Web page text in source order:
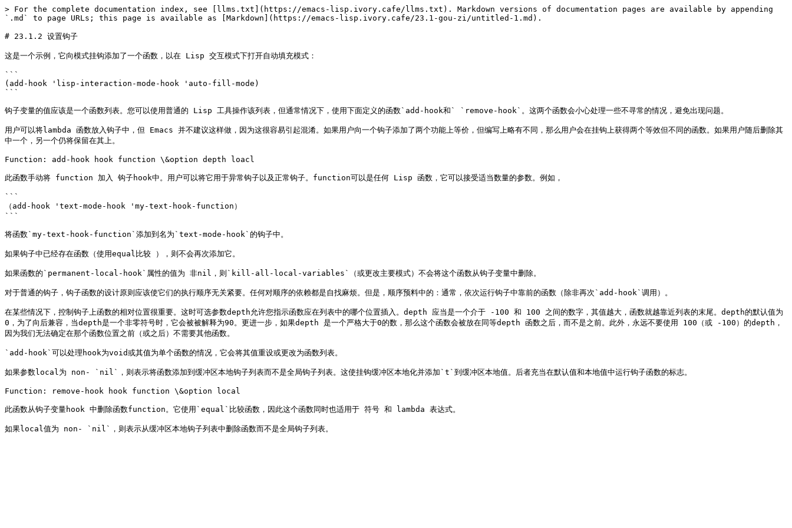
> For the complete documentation index, see [llms.txt](https://emacs-lisp.ivory.cafe/llms.txt). Markdown versions of documentation pages are available by appending
`.md` to page URLs; this page is available as [Markdown](https://emacs-lisp.ivory.cafe/23.1-gou-zi/untitled-1.md).
# 23.1.2 设置钩子
这是一个示例，它向模式挂钩添加了一个函数，以在 Lisp 交互模式下打开自动填充模式：
```
(add-hook 'lisp-interaction-mode-hook 'auto-fill-mode)
```
钩子变量的值应该是一个函数列表。您可以使用普通的 Lisp 工具操作该列表，但通常情况下，使用下面定义的函数`add-hook和` `remove-hook`。这两个函数会小心处理一些不寻常的情况，避免出现问题。
用户可以将lambda 函数放入钩子中，但 Emacs 并不建议这样做，因为这很容易引起混淆。如果用户向一个钩子添加了两个功能上等价，但编写上略有不同，那么用户会在挂钩上获得两个等效但不同的函数。如果用户随后删除其
中一个，另一个仍将保留在其上。
Function: add-hook hook function \&option depth loacl
此函数手动将 function 加入 钩子hook中。用户可以将它用于异常钩子以及正常钩子。function可以是任何 Lisp 函数，它可以接受适当数量的参数。例如，
```
（add-hook 'text-mode-hook 'my-text-hook-function）
```
将函数`my-text-hook-function`添加到名为`text-mode-hook`的钩子中。
如果钩子中已经存在函数（使用equal比较 ），则不会再次添加它。
如果函数的`permanent-local-hook`属性的值为 非nil，则`kill-all-local-variables`（或更改主要模式）不会将这个函数从钩子变量中删除。
对于普通的钩子，钩子函数的设计原则应该使它们的执行顺序无关紧要。任何对顺序的依赖都是自找麻烦。但是，顺序预料中的：通常，依次运行钩子中靠前的函数（除非再次`add-hook`调用）。
在某些情况下，控制钩子上函数的相对位置很重要。这时可选参数depth允许您指示函数应在列表中的哪个位置插入。depth 应当是一个介于 -100 和 100 之间的数字，其值越大，函数就越靠近列表的末尾。depth的默认值为
0，为了向后兼容，当depth是一个非零符号时，它会被被解释为90。更进一步，如果depth 是一个严格大于0的数，那么这个函数会被放在同等depth 函数之后，而不是之前。此外，永远不要使用 100（或 -100）的depth，
因为我们无法确定在那个函数位置之前（或之后）不需要其他函数。
`add-hook`可以处理hook为void或其值为单个函数的情况，它会将其值重设或更改为函数列表。
如果参数local为 non- `nil`，则表示将函数添加到缓冲区本地钩子列表而不是全局钩子列表。这使挂钩缓冲区本地化并添加`t`到缓冲区本地值。后者充当在默认值和本地值中运行钩子函数的标志。
Function: remove-hook hook function \&option local
此函数从钩子变量hook 中删除函数function。它使用`equal`比较函数，因此这个函数同时也适用于 符号 和 lambda 表达式。